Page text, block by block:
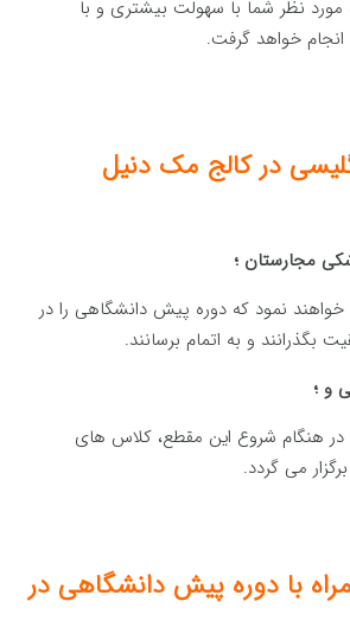
مورد نظر شما با سهولت بیشتری و با
خواهد گرفت.
در کالج مک دنیل
مجارستان ؛
نمود که دوره پیش دانشگاهی را در
بگذرانند و به اتمام برسانند.
و ؛
در هنگام شروع این مقطع، کلاس های
می گردد.
با دوره پیش دانشگاهی در